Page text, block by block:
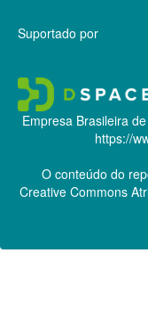
Suportado por
Empresa Brasileira
https://
O conteúdo do
Creative Commons